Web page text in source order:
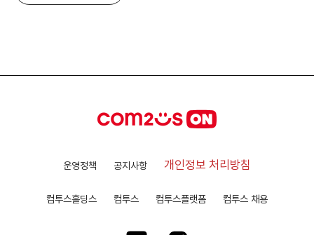
운영정책 공지사항 개인정보 처리방침
컴투스홀딩스 컴투스 컴투스플랫폼 컴투스 채용